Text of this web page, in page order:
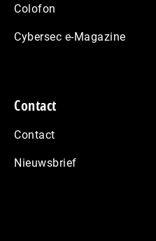
Colofon
Cybersec e-Magazine
Contact
Contact
Nieuwsbrief